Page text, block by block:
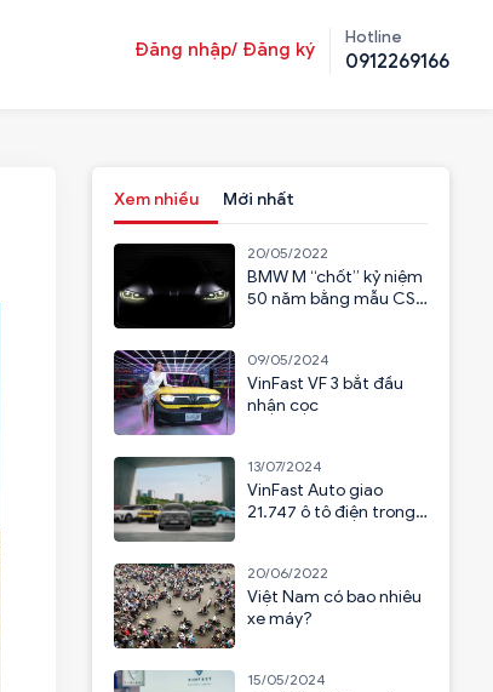
Đăng nhập/ Đăng ký
Hotline
0912269166
Xem nhiều Mới nhất
20/05/2022
BMW M “chốt” kỷ niệm
50 năm bằng mẫu CSL
09/05/2024
VinFast VF 3 bắt đầu
nhận cọc
13/07/2024
VinFast Auto giao
21.747 ô tô điện trong
20/06/2022
Việt Nam có bao nhiêu
xe máy?
15/05/2024